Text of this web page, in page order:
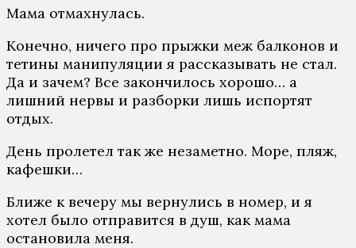
Мама отмахнулась.
Конечно, ничего про прыжки меж балконов и
тетины манипуляции я рассказывать не стал.
Да и зачем? Все закончилось хорошо… а
лишний нервы и разборки лишь испортят
отдых.
День пролетел так же незаметно. Море, пляж,
кафешки…
Ближе к вечеру мы вернулись в номер, и я
хотел было отправится в душ, как мама
остановила меня.